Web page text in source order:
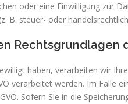
oder eine Einwilligung zur
B. steuer- oder
haben, verarbeiten wir
verarbeitet werden. Im
Sofern Sie in die